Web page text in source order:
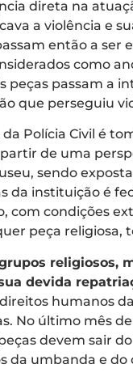
direta na
a violência e
então a
como
peças passam a
que perseguiu
da Polícia Civil é
de uma
sendo
da instituição é
com condições
peça religiosa,
religiosos,
devida
humanos
No último mês
devem sair
da umbanda e do